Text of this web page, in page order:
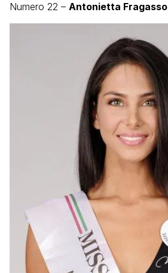
Numero 22 – Antonietta Fragasso